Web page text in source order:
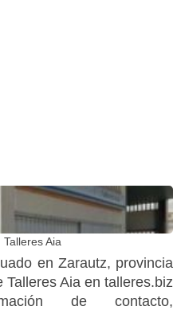
Talleres Aia
en Zarautz, provincia
Aia en talleres.biz
de contacto,